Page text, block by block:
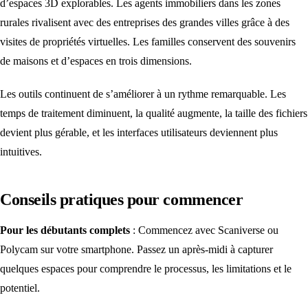
d’espaces 3D explorables. Les agents immobiliers dans les zones
rurales rivalisent avec des entreprises des grandes villes grâce à des
visites de propriétés virtuelles. Les familles conservent des souvenirs
de maisons et d’espaces en trois dimensions.
Les outils continuent de s’améliorer à un rythme remarquable. Les
temps de traitement diminuent, la qualité augmente, la taille des fichiers
devient plus gérable, et les interfaces utilisateurs deviennent plus
intuitives.
Conseils pratiques pour commencer
Pour les débutants complets : Commencez avec Scaniverse ou
Polycam sur votre smartphone. Passez un après-midi à capturer
quelques espaces pour comprendre le processus, les limitations et le
potentiel.